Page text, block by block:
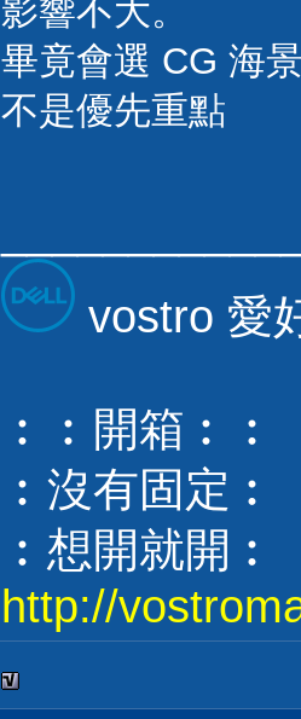
影響不大。
畢竟會選 CG 海
不是優先重點
vostro 愛
︰︰開箱︰︰
︰沒有固定︰
︰想開就開︰
http://